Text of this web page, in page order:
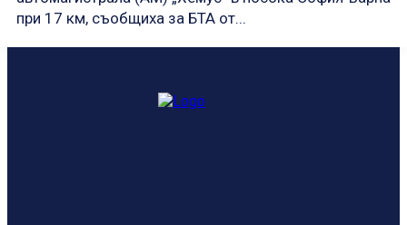
при 17 км, съобщиха за БТА от...